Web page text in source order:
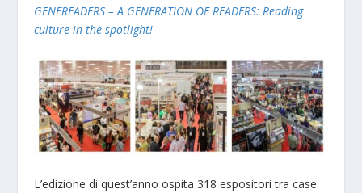
GENEREADERS – A GENERATION OF READERS: Reading
culture in the spotlight!
L’edizione di quest’anno ospita 318 espositori tra case